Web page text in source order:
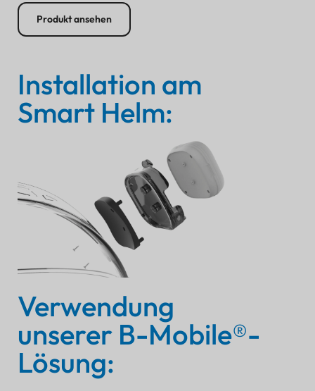
Produkt ansehen
Installation am
Smart Helm:
Verwendung
unserer B-Mobile®-
Lösung: